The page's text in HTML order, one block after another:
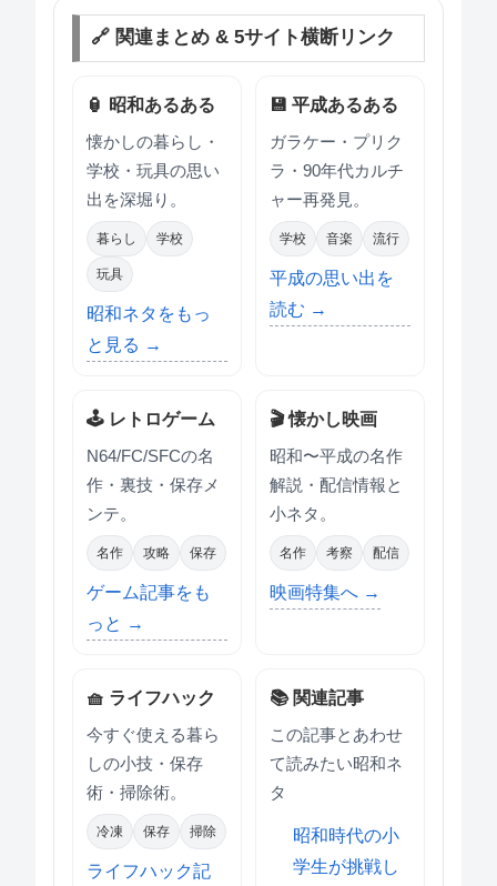
🔗 関連まとめ & 5サイト横断リンク
🏮 昭和あるある
懐かしの暮らし・
学校・玩具の思い
出を深堀り。
暮らし 学校
玩具
昭和ネタをもっ
と見る →
💾 平成あるある
ガラケー・プリク
ラ・90年代カルチ
ャー再発見。
学校 音楽 流行
平成の思い出を
読む →
🕹 レトロゲーム
N64/FC/SFCの名
作・裏技・保存メ
ンテ。
名作 攻略 保存
ゲーム記事をも
っと →
🎬 懐かし映画
昭和〜平成の名作
解説・配信情報と
小ネタ。
名作 考察 配信
映画特集へ →
🧺 ライフハック
今すぐ使える暮ら
しの小技・保存
術・掃除術。
冷凍 保存 掃除
ライフハック記
📚 関連記事
この記事とあわせ
て読みたい昭和ネ
タ
昭和時代の小
学生が挑戦し